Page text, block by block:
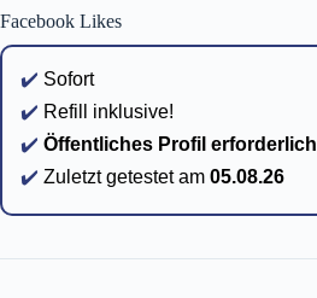
Facebook Likes
✔️ Sofort
✔️ Refill inklusive!
✔️ Öffentliches Profil erforderlich
✔️ Zuletzt getestet am 05.08.26